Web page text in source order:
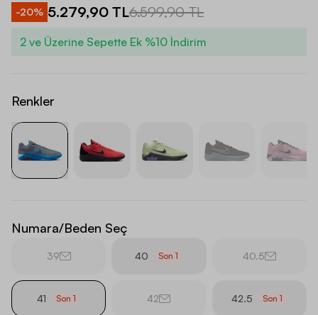
-20% 5.279,90 TL6.599,90 TL
2 ve Üzerine Sepette Ek %10 İndirim
Renkler
Numara/Beden Seç
39 40 Son1 40.5
41 Son1 42 42.5 Son1